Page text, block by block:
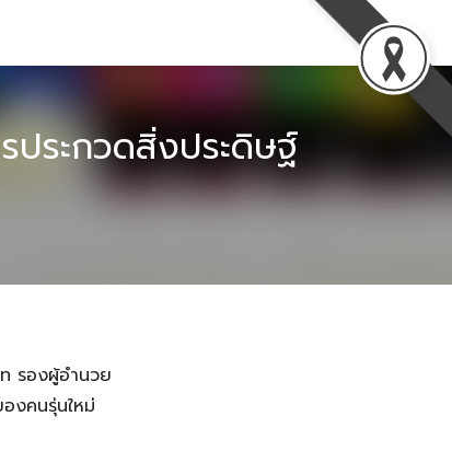
ประกวดสิ่งประดิษฐ์
รองผู้อำนวย
งคนรุ่นใหม่